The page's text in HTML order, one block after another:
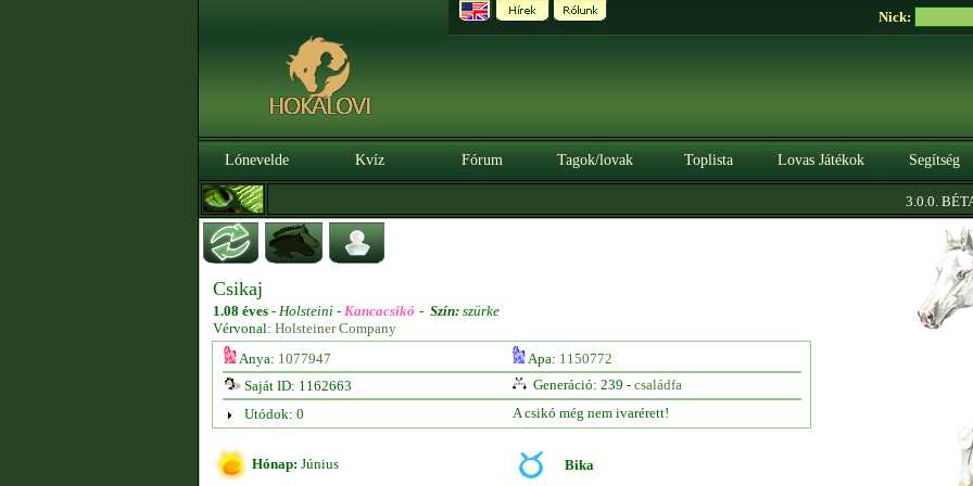
Nick:
Lónevelde Kvíz Fórum Tagok/lovak Toplista Lovas Játékok Segítség
3.0.0. BÉTA|
Csikaj
1.08 éves - Holsteini - Kancacsikó - Szín: szürke
Vérvonal: Holsteiner Company
Anya: 1077947 Apa: 1150772
Saját ID: 1162663
Generáció: 239 - családfa
Utódok: 0
A csikó még nem ivarérett!
Hónap: Június Bika